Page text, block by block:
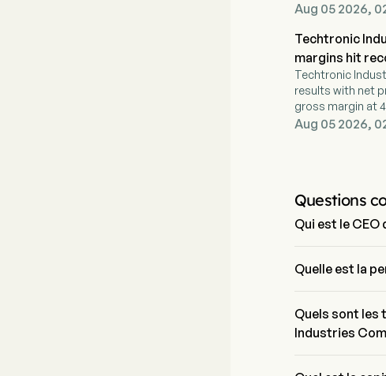
Aug 05 2026,
Techtronic
margins hit
Techtronic
results with net
gross margin at
upgrades.
Aug 05 2026,
Questions
Qui est le
Company
Quelle est la
dernière journée
Quels sont les
Industries
secteur est